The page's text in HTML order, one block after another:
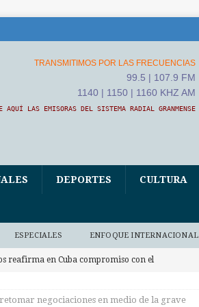
TRANSMITIMOS POR LAS FRECUENCIAS
99.5 | 107.9 FM
1140 | 1150 | 1160 KHZ AM
AQUÍ LAS EMISORAS DEL SISTEMA RADIAL GRANMENSE
DEPORTES CULTURA
ESPECIALES ENFOQUE INTERNACIONAL
reafirma en Cuba compromiso con el
negociaciones en medio de la grave